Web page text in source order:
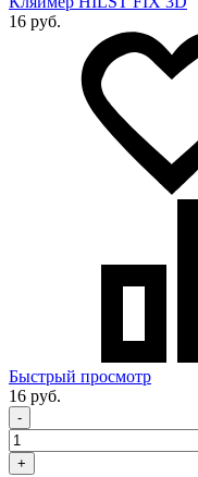
16 руб.
Быстрый просмотр
16 руб.
-
+